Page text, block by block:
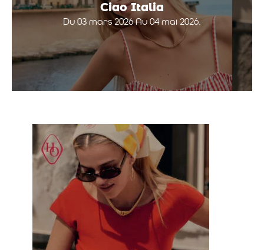
Ciao Italia
Du 03 mars 2026 Au 04 mai 2026.